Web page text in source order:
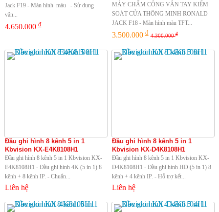
Jack F19 - Màn hình màu - Sử dụng
vân...
4.650.000đ
MÁY CHẤM CÔNG VÂN TAY KIỂM
SOÁT CỬA THÔNG MINH RONALD
JACK F18 - Màn hình màu TFT...
3.500.000đ 4.300.000đ
Đầu ghi hình 8 kênh 5 in 1
Kbvision KX-E4K8108H1
Đầu ghi hình 8 kênh 5 in 1 Kbvision KX-
E4K8108H1 - Đầu ghi hình 4K (5 in 1) 8
kênh + 8 kênh IP. - Chuẩn...
Liên hệ
Đầu ghi hình 8 kênh 5 in 1
Kbvision KX-D4K8108H1
Đầu ghi hình 8 kênh 5 in 1 Kbvision KX-
D4K8108H1 - Đầu ghi hình HD (5 in 1) 8
kênh + 4 kênh IP. - Hỗ trợ kết...
Liên hệ